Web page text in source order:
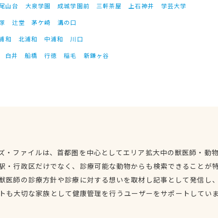
山台 大泉学園 成城学園前 三軒茶屋 上石神井
学芸大学
辻堂 茅ケ崎
溝の口
和
北浦和 中浦和
川口
白井
船橋 行徳 稲毛 新鎌ヶ谷
・ファイルは、首都圏を中心としてエリア拡大中の獣医師・動
・行政区だけでなく、診療可能な動物からも検索できることが
医師の診療方針や診療に対する想いを取材し記事として発信し
も大切な家族として健康管理を行うユーザーをサポートしてい